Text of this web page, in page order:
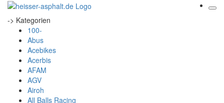
-> Kategorien
100-
Abus
Acebikes
Acerbis
AFAM
AGV
Airoh
All Balls Racing